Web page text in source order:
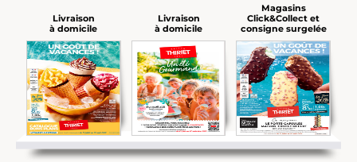
Livraison
à domicile
Livraison
à domicile
Magasins
Click&Collect et
consigne surgelée